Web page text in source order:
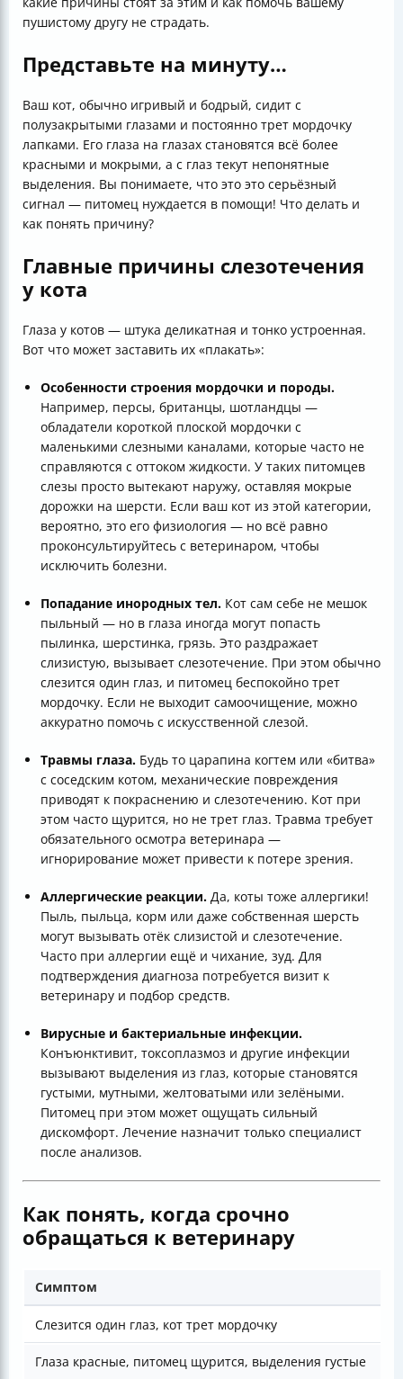
пушистому другу не страдать.
Представьте на минуту…
Ваш кот, обычно игривый и бодрый, сидит с
полузакрытыми глазами и постоянно трет мордочку
лапками. Его глаза на глазах становятся всё более
красными и мокрыми, а с глаз текут непонятные
выделения. Вы понимаете, что это это серьёзный
сигнал — питомец нуждается в помощи! Что делать и
как понять причину?
Главные причины слезотечения
у кота
Глаза у котов — штука деликатная и тонко устроенная.
Вот что может заставить их «плакать»:
Особенности строения мордочки и породы.
Например, персы, британцы, шотландцы —
обладатели короткой плоской мордочки с
маленькими слезными каналами, которые часто не
справляются с оттоком жидкости. У таких питомцев
слезы просто вытекают наружу, оставляя мокрые
дорожки на шерсти. Если ваш кот из этой категории,
вероятно, это его физиология — но всё равно
проконсультируйтесь с ветеринаром, чтобы
исключить болезни.
Попадание инородных тел. Кот сам себе не мешок
пыльный — но в глаза иногда могут попасть
пылинка, шерстинка, грязь. Это раздражает
слизистую, вызывает слезотечение. При этом обычно
слезится один глаз, и питомец беспокойно трет
мордочку. Если не выходит самоочищение, можно
аккуратно помочь с искусственной слезой.
Травмы глаза. Будь то царапина когтем или «битва»
с соседским котом, механические повреждения
приводят к покраснению и слезотечению. Кот при
этом часто щурится, но не трет глаз. Травма требует
обязательного осмотра ветеринара —
игнорирование может привести к потере зрения.
Аллергические реакции. Да, коты тоже аллергики!
Пыль, пыльца, корм или даже собственная шерсть
могут вызывать отёк слизистой и слезотечение.
Часто при аллергии ещё и чихание, зуд. Для
подтверждения диагноза потребуется визит к
ветеринару и подбор средств.
Вирусные и бактериальные инфекции.
Конъюнктивит, токсоплазмоз и другие инфекции
вызывают выделения из глаз, которые становятся
густыми, мутными, желтоватыми или зелёными.
Питомец при этом может ощущать сильный
дискомфорт. Лечение назначит только специалист
после анализов.
Как понять, когда срочно
обращаться к ветеринару
Симптом
Слезится один глаз, кот трет мордочку
Глаза красные, питомец щурится, выделения густые